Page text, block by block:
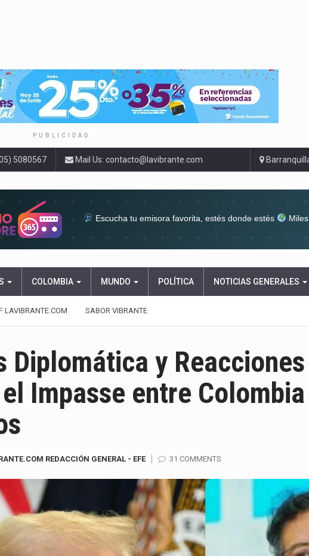
PUBLICIDAD
5080567 Mail Us: contacto@lavibrante.com
Escucha tu emisora favorita, estés donde estés
COLOMBIA MUNDO POLÍTICA NOTICIAS GENERALES
LAVIBRANTE.COM SABOR VIBRANTE
Diplomática y
Impasse entre
REDACCIÓN GENERAL - EFE 31 COMMENTS